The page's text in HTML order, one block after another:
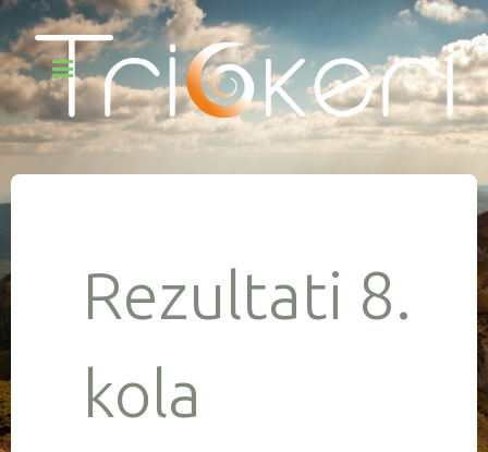
Rezultati 8.
kola